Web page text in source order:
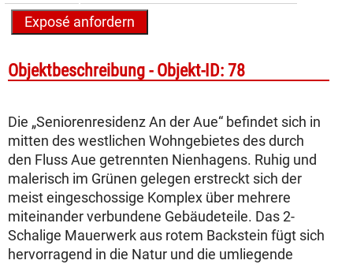
Objekt­beschreibung - Objekt-ID: 78
Die „Seniorenresidenz An der Aue“ befindet sich in
mitten des westlichen Wohngebietes des durch
den Fluss Aue getrennten Nienhagens. Ruhig und
malerisch im Grünen gelegen erstreckt sich der
meist eingeschossige Komplex über mehrere
miteinander verbundene Gebäudeteile. Das 2-
Schalige Mauerwerk aus rotem Backstein fügt sich
hervorragend in die Natur und die umliegende